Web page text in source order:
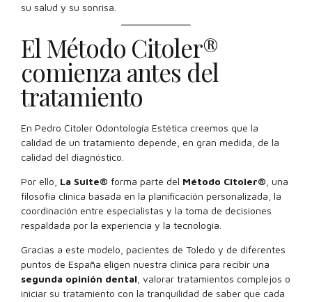
su salud y su sonrisa.
El Método Citoler®
comienza antes del
tratamiento
En Pedro Citoler Odontología Estética creemos que la
calidad de un tratamiento depende, en gran medida, de la
calidad del diagnóstico.
Por ello, La Suite® forma parte del Método Citoler® , una
filosofía clínica basada en la planificación personalizada, la
coordinación entre especialistas y la toma de decisiones
respaldada por la experiencia y la tecnología.
Gracias a este modelo, pacientes de Toledo y de diferentes
puntos de España eligen nuestra clínica para recibir una
segunda opinión dental , valorar tratamientos complejos o
iniciar su tratamiento con la tranquilidad de saber que cada